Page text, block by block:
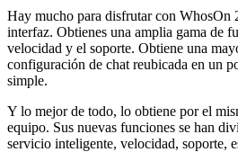
Hay mucho para disfrutar con WhosOn
interfaz. Obtienes una amplia gama de
velocidad y el soporte. Obtiene una
configuración de chat reubicada en un
simple.
Y lo mejor de todo, lo obtiene por el
equipo. Sus nuevas funciones se han
servicio inteligente, velocidad, soporte,